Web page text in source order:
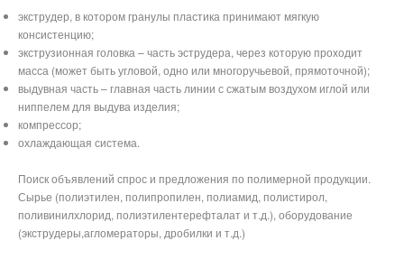
экструдер, в котором гранулы пластика принимают мягкую
консистенцию;
экструзионная головка – часть эструдера, через которую проходит
масса (может быть угловой, одно или многоручьевой, прямоточной);
выдувная часть – главная часть линии с сжатым воздухом иглой или
ниппелем для выдува изделия;
компрессор;
охлаждающая система.
Поиск объявлений спрос и предложения по полимерной продукции.
Сырье (полиэтилен, полипропилен, полиамид, полистирол,
поливинилхлорид, полиэтилентерефталат и т.д.), оборудование
(экструдеры,агломераторы, дробилки и т.д.)